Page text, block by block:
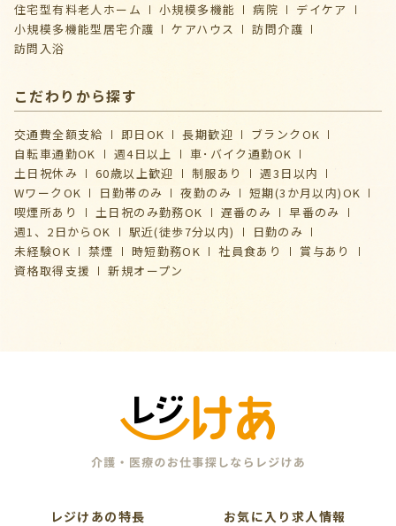
住宅型有料老人ホーム
小規模多機能 病院
デイケア
⼩規模多機能型居宅介護
ケアハウス
訪問介護
訪問入浴
こだわりから探す
交通費全額支給 即日OK 長期歓迎
ブランクOK
自転車通勤OK
週4日以上
車･バイク通勤OK
土日祝休み
60歳以上歓迎 制服あり
週3日以内
WワークOK
日勤帯のみ 夜勤のみ
短期(3か月以内)OK
喫煙所あり
土日祝のみ勤務OK 遅番のみ
早番のみ
週1、2日からOK
駅近(徒歩7分以内)
日勤のみ
未経験OK
禁煙 時短勤務OK 社員食あり
賞与あり
資格取得支援
新規オープン
レジけあの特長 お気に入り求人情報